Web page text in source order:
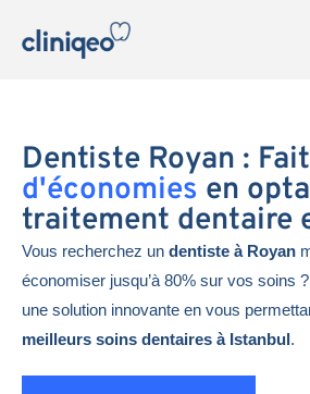
Dentiste Royan :
d'économies en
traitement dentaire
Vous recherchez un dentiste à Royan
économiser jusqu’à 80% sur vos soins ?
une solution innovante en vous
meilleurs soins dentaires à Istanbul.